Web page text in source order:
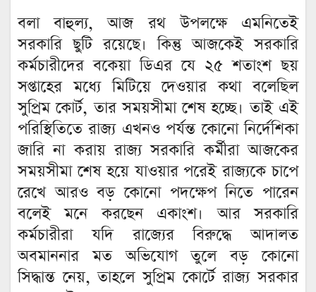
বলা বাহুল্য, আজ রথ উপলক্ষে এমনিতেই
সরকারি ছুটি রয়েছে। কিন্তু আজকেই সরকারি
কর্মচারীদের বকেয়া ডিএর যে ২৫ শতাংশ ছয়
সপ্তাহের মধ্যে মিটিয়ে দেওয়ার কথা বলেছিল
সুপ্রিম কোর্ট, তার সময়সীমা শেষ হচ্ছে। তাই এই
পরিস্থিতিতে রাজ্য এখনও পর্যন্ত কোনো নির্দেশিকা
জারি না করায় রাজ্য সরকারি কর্মীরা আজকের
সময়সীমা শেষ হয়ে যাওয়ার পরেই রাজ্যকে চাপে
রেখে আরও বড় কোনো পদক্ষেপ নিতে পারেন
বলেই মনে করছেন একাংশ। আর সরকারি
কর্মচারীরা যদি রাজ্যের বিরুদ্ধে আদালত
অবমাননার মত অভিযোগ তুলে বড় কোনো
সিদ্ধান্ত নেয়, তাহলে সুপ্রিম কোর্টে রাজ্য সরকার